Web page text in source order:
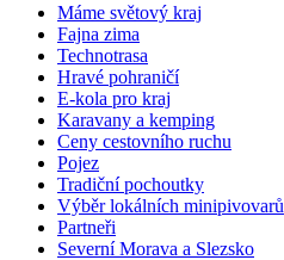
Máme světový kraj
Fajna zima
Technotrasa
Hravé pohraničí
E-kola pro kraj
Karavany a kemping
Ceny cestovního ruchu
Pojez
Tradiční pochoutky
Výběr lokálních minipivovarů
Partneři
Severní Morava a Slezsko